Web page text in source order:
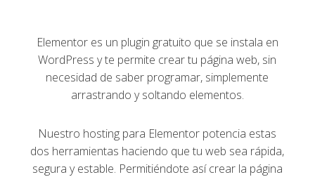
Elementor es un plugin gratuito que se instala en
WordPress y te permite crear tu página web, sin
necesidad de saber programar, simplemente
arrastrando y soltando elementos.
Nuestro hosting para Elementor potencia estas
dos herramientas haciendo que tu web sea rápida,
segura y estable. Permitiéndote así crear la página